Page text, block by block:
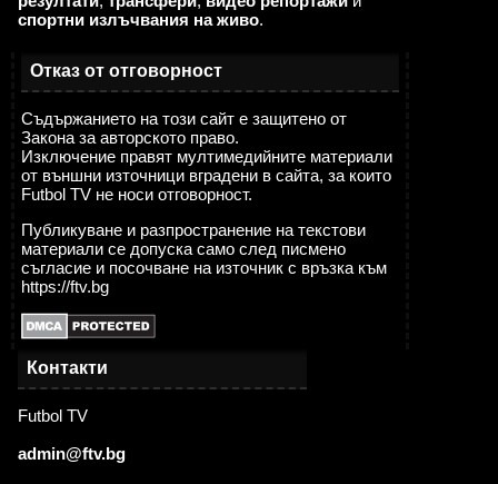
спортни излъчвания на живо.
Отказ от отговорност
Съдържанието на този сайт е защитено от
Закона за авторското право.
Изключение правят мултимедийните материали
от външни източници вградени в сайта, за които
Futbol TV не носи отговорност.
Публикуване и разпространение на текстови
материали се допуска само след писмено
съгласие и посочване на източник с връзка към
https://ftv.bg
Контакти
Futbol TV
admin@ftv.bg